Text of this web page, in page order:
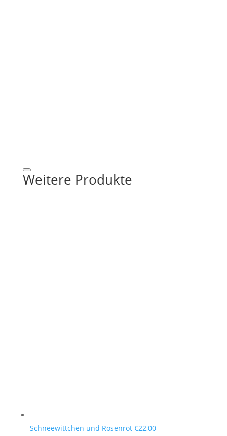
Weitere Produkte
Schneewittchen und Rosenrot €22,00